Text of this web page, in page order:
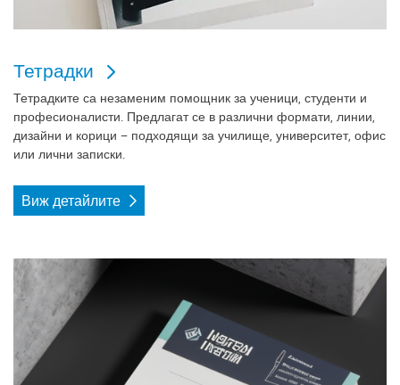
Тетрадки
Тетрадките са незаменим помощник за ученици, студенти и
професионалисти. Предлагат се в различни формати, линии,
дизайни и корици – подходящи за училище, университет, офис
или лични записки.
Виж детайлите
Виж детайлите Бизнес тефтери